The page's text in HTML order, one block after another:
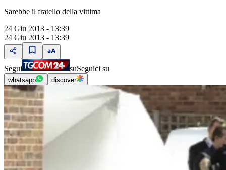
Sarebbe il fratello della vittima
24 Giu 2013 - 13:39
24 Giu 2013 - 13:39
Segui suSeguici su
whatsapp discover